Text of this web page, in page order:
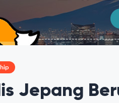
Jepang